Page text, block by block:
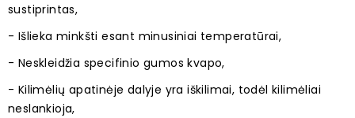
sustiprintas,
- Išlieka minkšti esant minusiniai temperatūrai,
- Neskleidžia specifinio gumos kvapo,
- Kilimėlių apatinėje dalyje yra iškilimai, todėl kilimėliai
neslankioja,